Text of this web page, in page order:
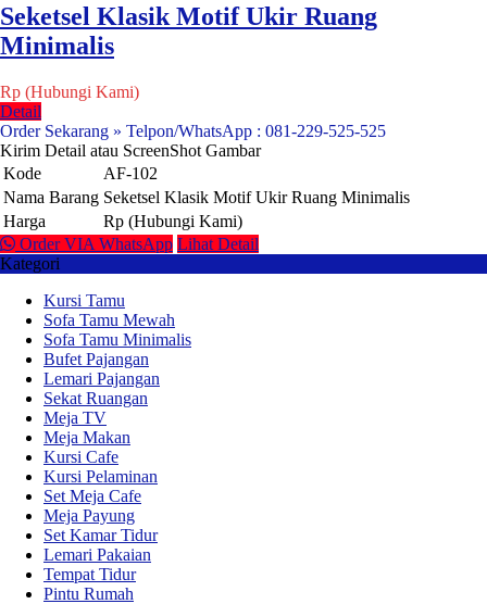
Seketsel Klasik Motif Ukir Ruang
Minimalis
Rp (Hubungi Kami)
Detail
Order Sekarang » Telpon/WhatsApp : 081-229-525-525
Kirim Detail atau ScreenShot Gambar
Kode
AF-102
Nama Barang Seketsel Klasik Motif Ukir Ruang Minimalis
Harga
Rp (Hubungi Kami)
Order VIA WhatsApp Lihat Detail
Kategori
Kursi Tamu
Sofa Tamu Mewah
Sofa Tamu Minimalis
Bufet Pajangan
Lemari Pajangan
Sekat Ruangan
Meja TV
Meja Makan
Kursi Cafe
Kursi Pelaminan
Set Meja Cafe
Meja Payung
Set Kamar Tidur
Lemari Pakaian
Tempat Tidur
Pintu Rumah